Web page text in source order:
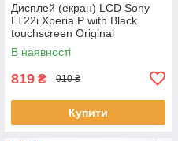
Дисплей (екран) LCD Sony
LT22i Xperia P with Black
touchscreen Original
В наявності
819 ₴ 910 ₴
Купити